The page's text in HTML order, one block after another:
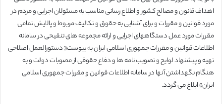
اهداف قانون و مصالح کشور و اطلاع رسانی مناسب به مسئولان اجرایی و مردم در
مورد قوانین و مقررات و برای آشنایی به حقوق و تکالیف مربوط و پالایش تمامی
مقررات مورد عمل دستگاههای اجرایی و ارائه مجموعه های تنقیحی در سامانه
اطلاعات قوانین و مقررات جمهوری اسلامی ایران به پیوست« دستورالعمل اصلاحی
تهیه و پیشنهاد لوایح و تصویب نامه ها و دفاع حقوقی از مصوبات دولت و به
هنگام نگهداشتن آنها در سامانه اطلاعات قوانین و مقررات جمهوری اسلامی
ایران» ابلاغ می گردد.